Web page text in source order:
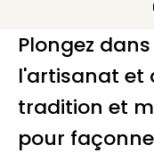
Plongez
l'artisanat et
tradition et
pour